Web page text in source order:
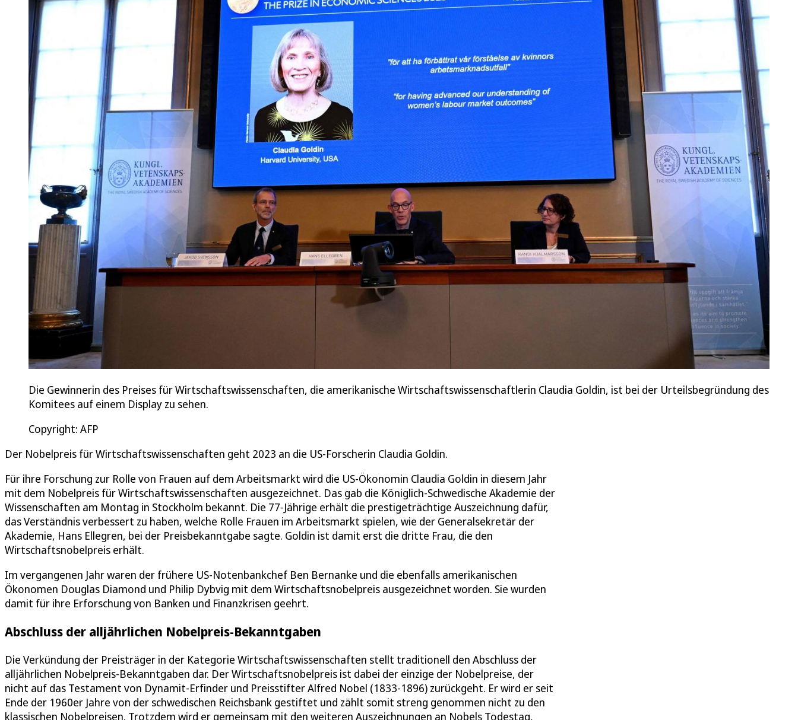
Die Gewinnerin des Preises für Wirtschaftswissenschaften, die amerikanische Wirtschaftswissenschaftlerin Claudia Goldin, ist bei der Urteilsbegründung des
Komitees auf einem Display zu sehen.
Copyright: AFP
Der Nobelpreis für Wirtschaftswissenschaften geht 2023 an die US-Forscherin Claudia Goldin.
Für ihre Forschung zur Rolle von Frauen auf dem Arbeitsmarkt wird die US-Ökonomin Claudia Goldin in diesem Jahr
mit dem Nobelpreis für Wirtschaftswissenschaften ausgezeichnet. Das gab die Königlich-Schwedische Akademie der
Wissenschaften am Montag in Stockholm bekannt. Die 77-Jährige erhält die prestigeträchtige Auszeichnung dafür,
das Verständnis verbessert zu haben, welche Rolle Frauen im Arbeitsmarkt spielen, wie der Generalsekretär der
Akademie, Hans Ellegren, bei der Preisbekanntgabe sagte. Goldin ist damit erst die dritte Frau, die den
Wirtschaftsnobelpreis erhält.
Im vergangenen Jahr waren der frühere US-Notenbankchef Ben Bernanke und die ebenfalls amerikanischen
Ökonomen Douglas Diamond und Philip Dybvig mit dem Wirtschaftsnobelpreis ausgezeichnet worden. Sie wurden
damit für ihre Erforschung von Banken und Finanzkrisen geehrt.
Abschluss der alljährlichen Nobelpreis-Bekanntgaben
Die Verkündung der Preisträger in der Kategorie Wirtschaftswissenschaften stellt traditionell den Abschluss der
alljährlichen Nobelpreis-Bekanntgaben dar. Der Wirtschaftsnobelpreis ist dabei der einzige der Nobelpreise, der
nicht auf das Testament von Dynamit-Erfinder und Preisstifter Alfred Nobel (1833-1896) zurückgeht. Er wird er seit
Ende der 1960er Jahre von der schwedischen Reichsbank gestiftet und zählt somit streng genommen nicht zu den
klassischen Nobelpreisen. Trotzdem wird er gemeinsam mit den weiteren Auszeichnungen an Nobels Todestag,